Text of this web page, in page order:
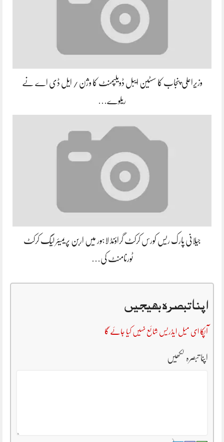
وزیراعلی پنجاب کا سسٹین ایبل ڈویلپمنٹ کا وژن / ایل ڈی اے نے
ریلوے…
جیلانی پارک ریس کورس کرکٹ گراؤنڈ لاہور میں اربن پریمیئر لیگ کرکٹ
ٹورنامنٹ کی…
اپنا تبصرہ بھیجیں
آپکا ای میل ایڈریس شائع نہیں کیا جائے گا
اپنا تبصرہ لکھیں